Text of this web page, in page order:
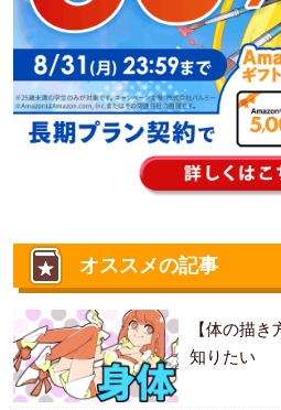
オススメの記事
【体の描
知りたい